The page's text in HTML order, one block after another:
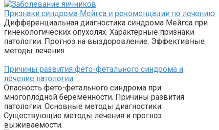
Признаки синдрома Мейгса и рекомендации по лечению
Дифференциальная диагностика синдрома Мейгса при
гинекологических опухолях. Характерные признаки
патологии. Прогноз на выздоровление. Эффективные
методы лечения.
Причины развития фето-фетального синдрома и
лечение патологии
Опасность фето-фетального синдрома при
многоплодной беременности. Причины развития
патологии. Основные методы диагностики.
Существующие методы лечения и прогноз
выживаемости.